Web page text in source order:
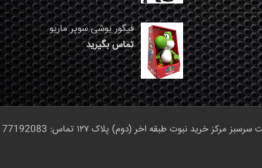
فیگور یوشی سوپر ماریو
تماس بگیرید
طبقه اخر (دوم) پلاک ۱۲۷ تماس: 02177192083 - 09125222289